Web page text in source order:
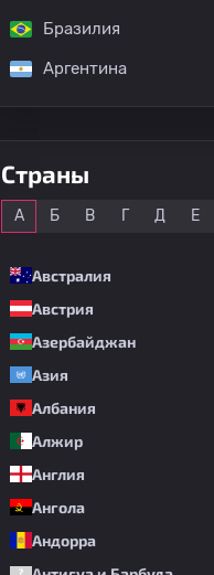
Бразилия
Аргентина
Страны
А Б В Г Д Е
Австралия
Австрия
Азербайджан
Азия
Албания
Алжир
Англия
Ангола
Андорра